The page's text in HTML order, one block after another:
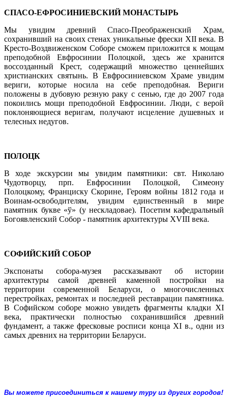
СПАСО-ЕФРОСИНИЕВСКИЙ МОНАСТЫРЬ
Мы увидим древний Спасо-Преображенский Храм,
сохранивший на своих стенах уникальные фрески ХII века. В
Кресто-Воздвиженском Соборе сможем приложится к мощам
преподобной Евфросинии Полоцкой, здесь же хранится
воссозданный Крест, содержащий множество ценнейших
христианских святынь. В Евфросиниевском Храме увидим
вериги, которые носила на себе преподобная. Вериги
положены в дубовую резную раку с сенью, где до 2007 года
покоились мощи преподобной Евфросинии. Люди, с верой
поклоняющиеся веригам, получают исцеление душевных и
телесных недугов.
ПОЛОЦК
В ходе экскурсии мы увидим памятники: свт. Николаю
Чудотворцу, прп. Евфросинии Полоцкой, Симеону
Полоцкому, Франциску Скорине, Героям войны 1812 года и
Воинам-освободителям, увидим единственный в мире
памятник букве «ў» (у нескладовае). Посетим кафедральный
Богоявленский Собор - памятник архитектуры XVIII века.
СОФИЙСКИЙ СОБОР
Экспонаты собора-музея рассказывают об истории
архитектуры самой древней каменной постройки на
территории современной Беларуси, о многочисленных
перестройках, ремонтах и последней реставрации памятника.
В Софийском соборе можно увидеть фрагменты кладки ХІ
века, практически полностью сохранившийся древний
фундамент, а также фресковые росписи конца ХІ в., одни из
самых древних на территории Беларуси.
Вы можете присоединиться к нашему туру из других городов!